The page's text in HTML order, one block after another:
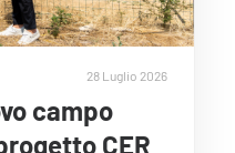
28 Luglio 2026
campo
CER